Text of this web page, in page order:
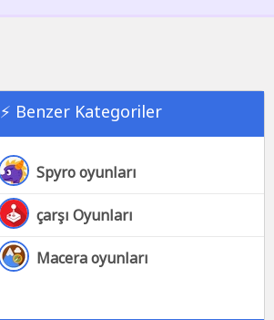
⚡ Benzer Kategoriler
Spyro oyunları
çarşı Oyunları
Macera oyunları